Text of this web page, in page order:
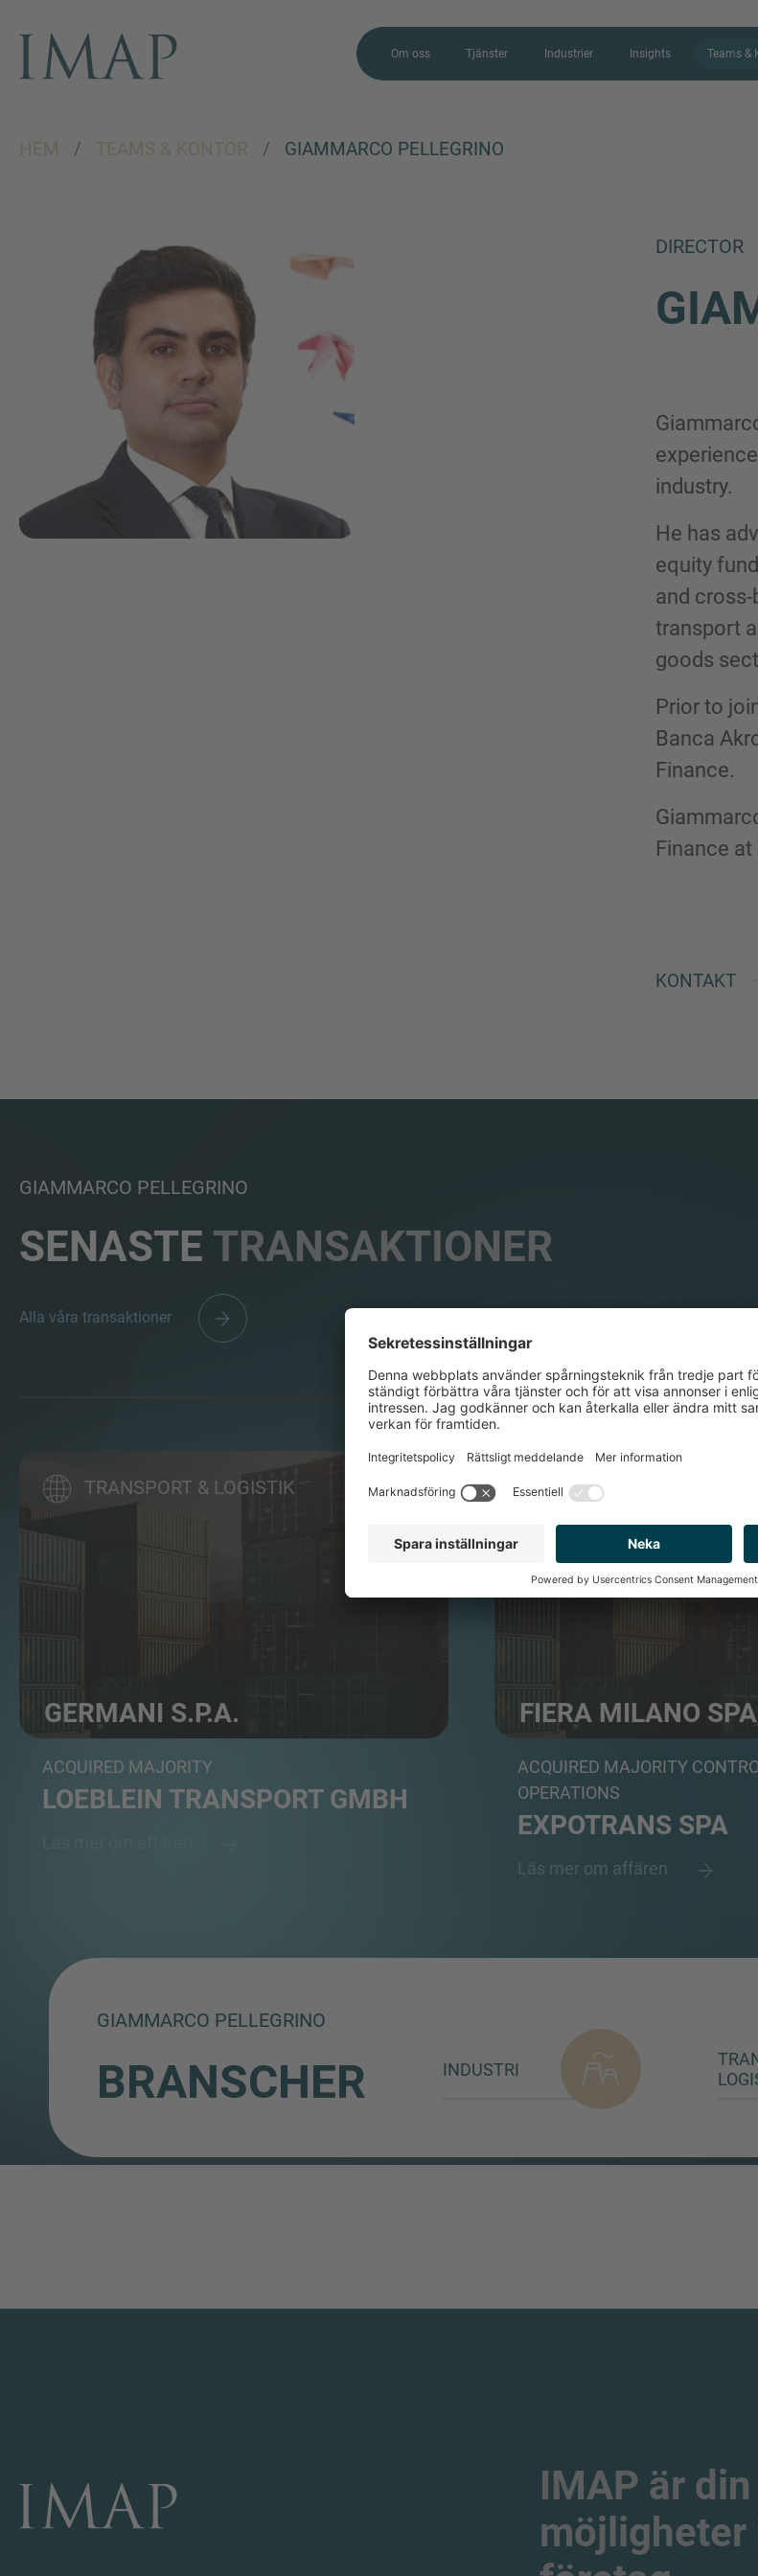
Om oss Tjänster Industrier Insights Teams &
HEM / TEAMS & KONTOR / GIAMMARCO PELLEGRINO
DIRECTOR
industry.
He has
equity
and
transport
goods
Prior to
Banca
Finance.
Finance
KONTAKT
GIAMMARCO PELLEGRINO
SENASTE TRANSAKTIONER
Alla våra transaktioner
TRANSPORT & LOGISTIK
GERMANI S.P.A.
Transportation of chemical products
ACQUIRED MAJORITY
LOEBLEIN TRANSPORT GMBH
TRANSPORT & LOGISTIK
FIERA MILANO SPA
Provider of custom-designed
ACQUIRED MAJORITY
OPERATIONS
EXPOTRANS SPA
Läs mer om affären
GIAMMARCO PELLEGRINO
BRANSCHER INDUSTRI
IMAP är
möjligheter
KONTAKTA OSS
GÄRNA!
Vi hoppas få höra ifrån dig.
Vårt team finns alltid
tillgängliga.
formuläret nedan för
Klicka här för att markera